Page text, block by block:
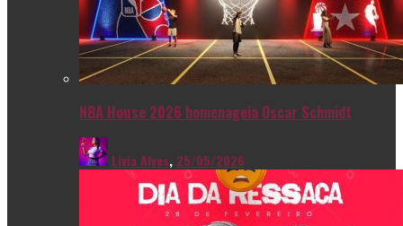
NBA House 2026 homenageia Oscar Schmidt
Livia Alves, 25/05/2026